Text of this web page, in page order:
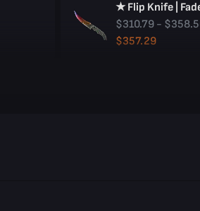
★ Flip Knife |
$310.79 -
$357.29